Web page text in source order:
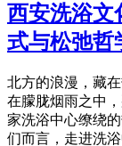
西安洗浴文
式与松弛哲
北方的浪漫，藏
在朦胧烟雨之中
家洗浴中心缭绕
们而言，走进洗